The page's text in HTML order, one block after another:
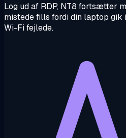
Log ud af RDP, NT8 fortsætter
mistede fills fordi din laptop gik
Wi-Fi fejlede.